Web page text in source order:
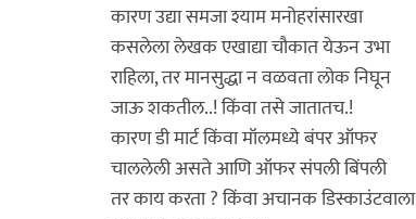
कारण उद्या समजा श्याम मनोहरांसारखा
कसलेला लेखक एखाद्या चौकात येऊन उभा
राहिला, तर मानसुद्धा न वळवता लोक निघून
जाऊ शकतील..! किंवा तसे जातातच.!
कारण डी मार्ट किंवा मॉलमध्ये बंपर ऑफर
चाललेली असते आणि ऑफर संपली बिंपली
तर काय करता ? किंवा अचानक डिस्काउंटवाला